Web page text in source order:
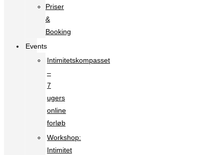
Priser
&
Booking
Events
Intimitetskompasset
–
7
ugers
online
forløb
Workshop:
Intimitet